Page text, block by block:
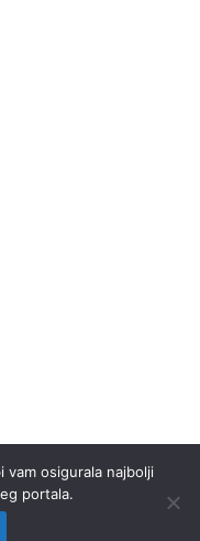
vam osigurala najbolji
portala.